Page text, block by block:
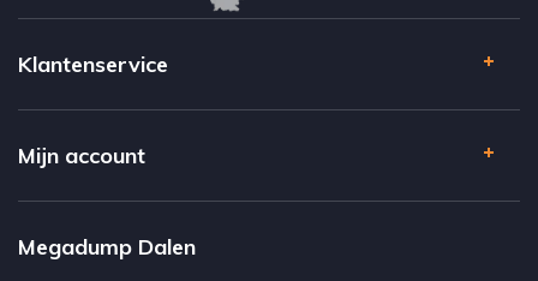
Klantenservice
Mijn account
Megadump Dalen